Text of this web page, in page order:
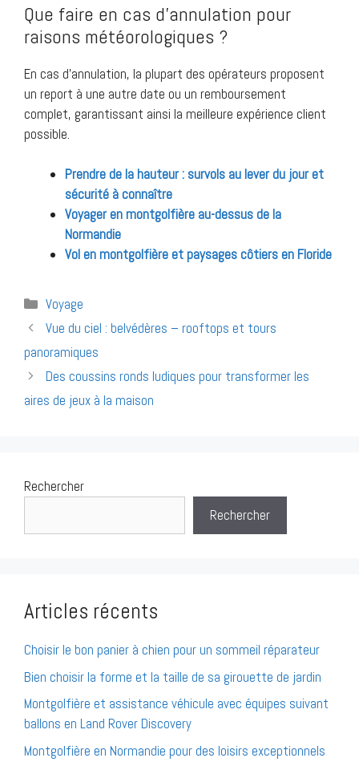
Que faire en cas d’annulation pour
raisons météorologiques ?
En cas d’annulation, la plupart des opérateurs proposent
un report à une autre date ou un remboursement
complet, garantissant ainsi la meilleure expérience client
possible.
Prendre de la hauteur : survols au lever du jour et
sécurité à connaître
Voyager en montgolfière au-dessus de la
Normandie
Vol en montgolfière et paysages côtiers en Floride
Catégories
Voyage
Navigation
articles
Vue du ciel : belvédères – rooftops et tours
panoramiques
Des coussins ronds ludiques pour transformer les
aires de jeux à la maison
Rechercher
Rechercher
Articles récents
Choisir le bon panier à chien pour un sommeil réparateur
Bien choisir la forme et la taille de sa girouette de jardin
Montgolfière et assistance véhicule avec équipes suivant
ballons en Land Rover Discovery
Montgolfière en Normandie pour des loisirs exceptionnels